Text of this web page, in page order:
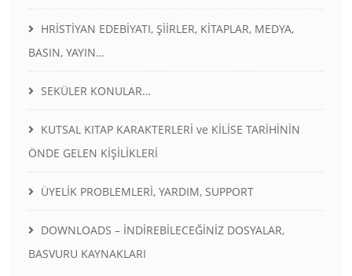
HRİSTİYAN EDEBİYATI, ŞİİRLER, KİTAPLAR, MEDYA,
BASIN, YAYIN…
SEKÜLER KONULAR…
KUTSAL KITAP KARAKTERLERİ ve KİLİSE TARİHİNİN
ÖNDE GELEN KİŞİLİKLERİ
ÜYELİK PROBLEMLERİ, YARDIM, SUPPORT
DOWNLOADS – İNDİREBİLECEĞİNİZ DOSYALAR,
BASVURU KAYNAKLARI